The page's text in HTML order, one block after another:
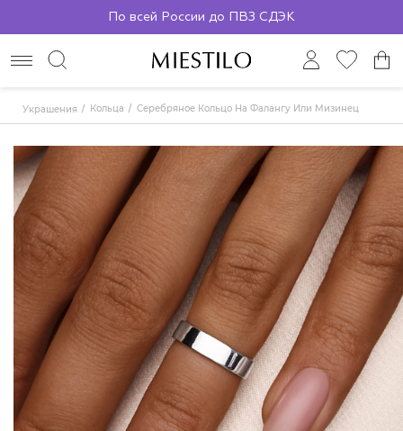
По всей России до ПВЗ СДЭК
Украшения Кольца Серебряное Кольцо На Фалангу Или Мизинец